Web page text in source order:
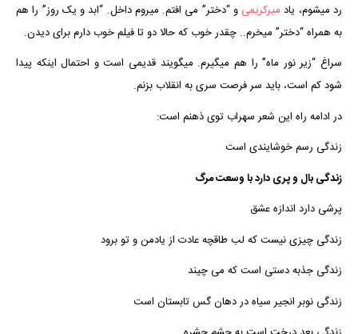
رد میشوم، یاد میرکریمی و “دختر” می افتم. میروم داخل. “ابد و یک روز” را هم
به همراه “دختر” میخرم.. چقدر خوب که حالا دو تا فیلم خوب دارم برای دیدن.
سراغ “زیر نور ماه” را هم میگیرم. میگویند قدیمی است و احتمال اینکه پیدا
شود کم است، باید سر فرصت سری به انقلاب بزنم.
در ادامه راه این شعر سهراب توی ذهنم است:
زندگی رسم خوشایندی است
زندگی بال و پری دارد با وسعت مرگ
پرشی دارد اندازه عشق
زندگی چیزی نیست که لب طاقچه عادت از یادمن و تو برود
زندگی جذبه دستی است که می چیند
زندگی نوبر انجیر سیاه در دهان گس تابستان است